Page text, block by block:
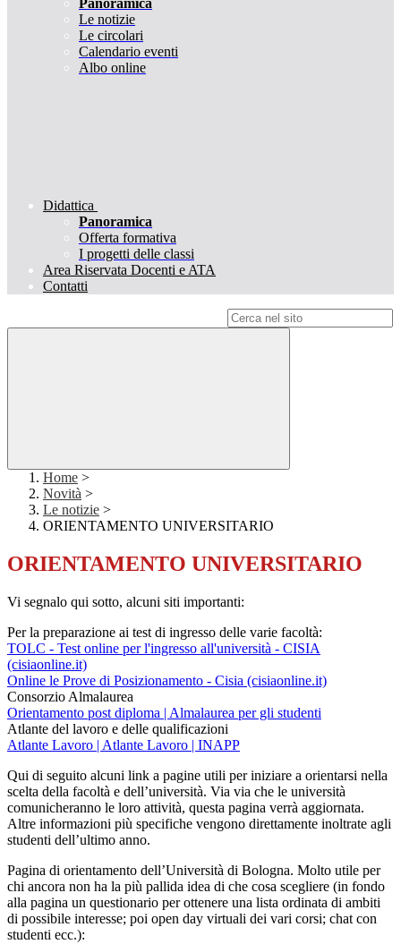
Panoramica
Le notizie
Le circolari
Calendario eventi
Albo online
Didattica
Panoramica
Offerta formativa
I progetti delle classi
Area Riservata Docenti e ATA
Contatti
Home >
Novità >
Le notizie >
ORIENTAMENTO UNIVERSITARIO
ORIENTAMENTO UNIVERSITARIO
Vi segnalo qui sotto, alcuni siti importanti:
Per la preparazione ai test di ingresso delle varie facoltà:
TOLC - Test online per l'ingresso all'università - CISIA
(cisiaonline.it)
Online le Prove di Posizionamento - Cisia (cisiaonline.it)
Consorzio Almalaurea
Orientamento post diploma | Almalaurea per gli studenti
Atlante del lavoro e delle qualificazioni
Atlante Lavoro | Atlante Lavoro | INAPP
Qui di seguito alcuni link a pagine utili per iniziare a orientarsi nella
scelta della facoltà e dell’università. Via via che le università
comunicheranno le loro attività, questa pagina verrà aggiornata.
Altre informazioni più specifiche vengono direttamente inoltrate agli
studenti dell’ultimo anno.
Pagina di orientamento dell’Università di Bologna. Molto utile per
chi ancora non ha la più pallida idea di che cosa scegliere (in fondo
alla pagina un questionario per ottenere una lista ordinata di ambiti
di possibile interesse; poi open day virtuali dei vari corsi; chat con
studenti ecc.):